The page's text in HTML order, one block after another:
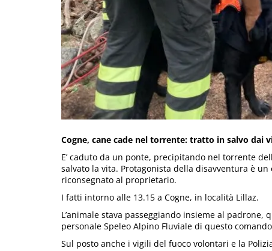
Cogne, cane cade nel torrente: tratto in salvo dai
E’ caduto da un ponte, precipitando nel torrente
salvato la vita. Protagonista della disavventura è
riconsegnato al proprietario.
I fatti intorno alle 13.15 a Cogne, in località Lillaz.
L’animale stava passeggiando insieme al
personale Speleo Alpino Fluviale di questo
Sul posto anche i vigili del fuoco volontari e la